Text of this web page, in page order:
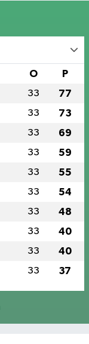
O P
33 77
33 73
33 69
33 59
33 55
33 54
33 48
33 40
33 40
33 37